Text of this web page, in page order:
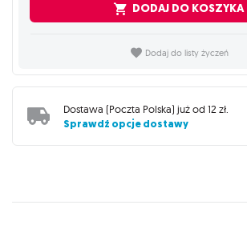
DODAJ DO KOSZYKA
Dodaj do listy życzeń
Dostawa (Poczta Polska) już od 12 zł
Sprawdź opcje dostawy